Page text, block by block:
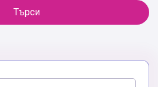
Търси